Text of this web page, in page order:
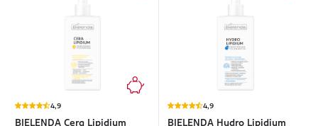
4,9
BIELENDA Cera Lipidium
4,9
BIELENDA Hydro Lipidium